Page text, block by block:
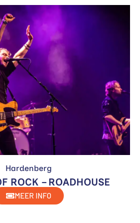
Hardenberg
ROCK – ROADHOUSE
MEER INFO